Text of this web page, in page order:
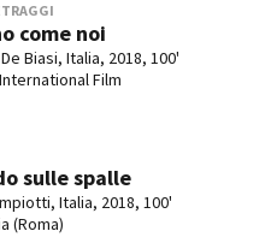
come noi
Biasi, Italia, 2018, 100'
Film
sulle spalle
Italia, 2018, 100'
(Roma)